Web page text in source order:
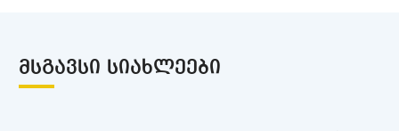
ᲛᲡᲒᲐᲕᲡᲘ ᲡᲘᲐᲮᲚᲔᲔᲑᲘ